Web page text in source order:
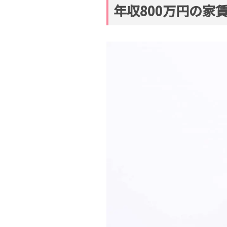
年収800万円の家